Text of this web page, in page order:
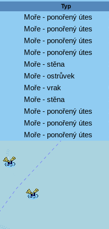
Typ
Moře - ponořený útes
Moře - ponořený útes
Moře - ponořený útes
Moře - ponořený útes
Moře - stěna
Moře - ostrůvek
Moře - vrak
Moře - stěna
Moře - ponořený útes
Moře - ponořený útes
Moře - ponořený útes